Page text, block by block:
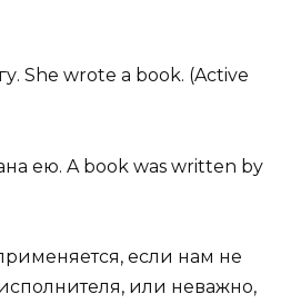
She wrote a book. (Active
ею. A book was written by
если нам не
или неважно,